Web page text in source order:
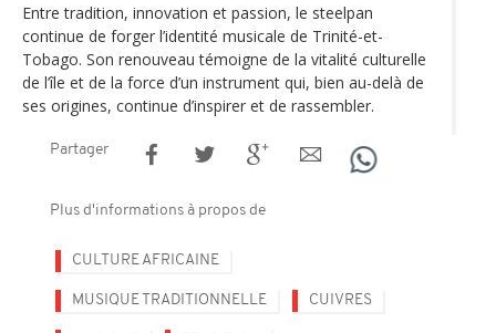
Entre tradition, innovation et passion, le steelpan
continue de forger l’identité musicale de Trinité-et-
Tobago. Son renouveau témoigne de la vitalité culturelle
de l’île et de la force d’un instrument qui, bien au-delà de
ses origines, continue d’inspirer et de rassembler.
Partager
Plus d'informations à propos de
CULTURE AFRICAINE
MUSIQUE TRADITIONNELLE CUIVRES